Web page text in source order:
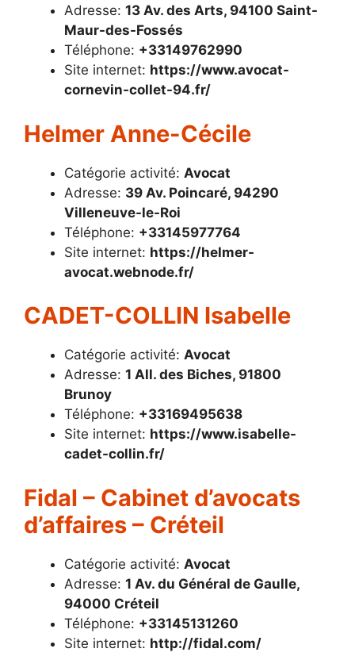
Adresse: 13 Av. des Arts, 94100 Saint-
Maur-des-Fossés
Téléphone: +33149762990
Site internet: https://www.avocat-
cornevin-collet-94.fr/
Helmer Anne-Cécile
Catégorie activité: Avocat
Adresse: 39 Av. Poincaré, 94290
Villeneuve-le-Roi
Téléphone: +33145977764
Site internet: https://helmer-
avocat.webnode.fr/
CADET-COLLIN Isabelle
Catégorie activité: Avocat
Adresse: 1 All. des Biches, 91800
Brunoy
Téléphone: +33169495638
Site internet: https://www.isabelle-
cadet-collin.fr/
Fidal – Cabinet d’avocats
d’affaires – Créteil
Catégorie activité: Avocat
Adresse: 1 Av. du Général de Gaulle,
94000 Créteil
Téléphone: +33145131260
Site internet: http://fidal.com/